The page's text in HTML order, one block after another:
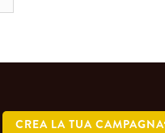
CREA LA TUA CAMPAGNA